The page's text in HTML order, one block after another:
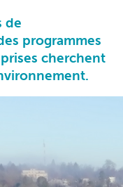
de
programmes
cherchent